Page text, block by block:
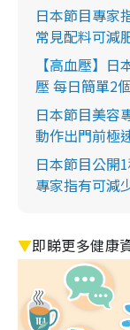
日本節目專家
常見配料可減
【高血壓】
壓 每日簡單2
日本節目美容
動作出門前極
日本節目公開
專家指有可減
▼即睇更多健康